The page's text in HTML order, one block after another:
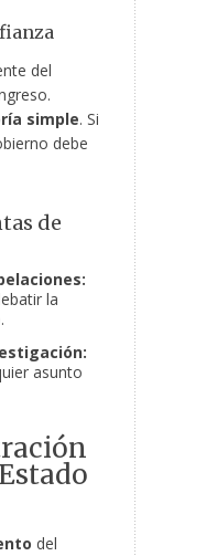
del
simple. Si
debe
de
la
asunto
del